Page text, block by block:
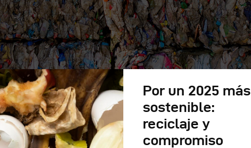
OBJETIVOS
PROCESO
NOTICIAS
CONSORCIATE
CONTACTO
Por un 2025 más
sostenible:
reciclaje y
compromiso